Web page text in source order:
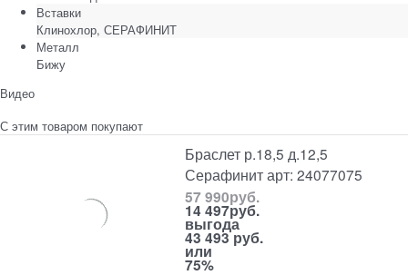
Вставки
Клинохлор, СЕРАФИНИТ
Металл
Бижу
Видео
С этим товаром покупают
Браслет р.18,5 д.12,5
Серафинит арт: 24077075
57 990руб.
14 497руб.
выгода
43 493 руб.
или
75%